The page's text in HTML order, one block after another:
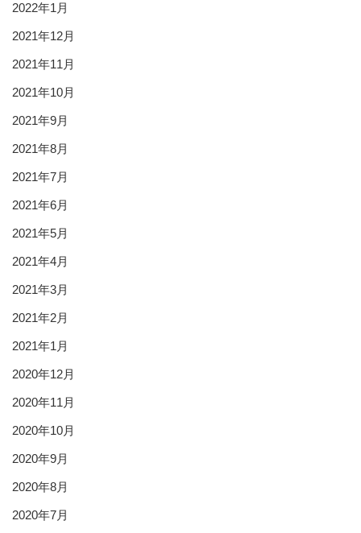
2022年1月
2021年12月
2021年11月
2021年10月
2021年9月
2021年8月
2021年7月
2021年6月
2021年5月
2021年4月
2021年3月
2021年2月
2021年1月
2020年12月
2020年11月
2020年10月
2020年9月
2020年8月
2020年7月